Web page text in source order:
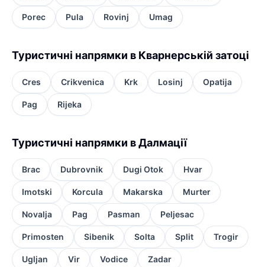
Porec Pula Rovinj Umag
Туристичні напрямки в Кварнерській затоці
Cres Crikvenica Krk Losinj Opatija
Pag Rijeka
Туристичні напрямки в Далмації
Brac Dubrovnik Dugi Otok Hvar
Imotski Korcula Makarska Murter
Novalja Pag Pasman Peljesac
Primosten Sibenik Solta Split Trogir
Ugljan Vir Vodice Zadar